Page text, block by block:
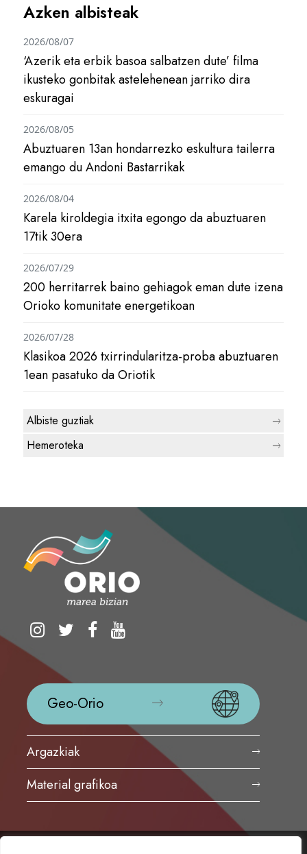
Azken albisteak
‘Azerik eta erbik basoa salbatzen dute’ filma
ikusteko gonbitak astelehenean jarriko dira
eskuragai
2026/08/07
Abuztuaren 13an hondarrezko eskultura tailerra
emango du Andoni Bastarrikak
2026/08/05
Karela kiroldegia itxita egongo da abuztuaren
17tik 30era
2026/08/04
200 herritarrek baino gehiagok eman dute izena
Orioko komunitate energetikoan
2026/07/29
Klasikoa 2026 txirrindularitza-proba abuztuaren
1ean pasatuko da Oriotik
2026/07/28
Albiste guztiak
Hemeroteka
Geo-Orio
Argazkiak
Material grafikoa